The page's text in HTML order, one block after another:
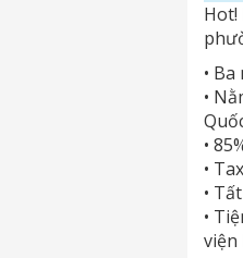
Hot!
•
•
•
•
•
•
viện